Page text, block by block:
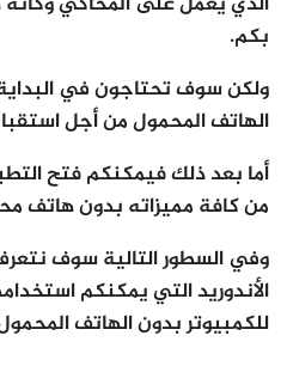
بكم.
ولكن سوف تحتاجون في
الهاتف المحمول من أجل
أما بعد ذلك فيمكنكم فتح
من كافة مميزاته بدون هاتف
وفي السطور التالية سوف
الأندوريد التي يمكنكم
للكمبيوتر بدون الهاتف